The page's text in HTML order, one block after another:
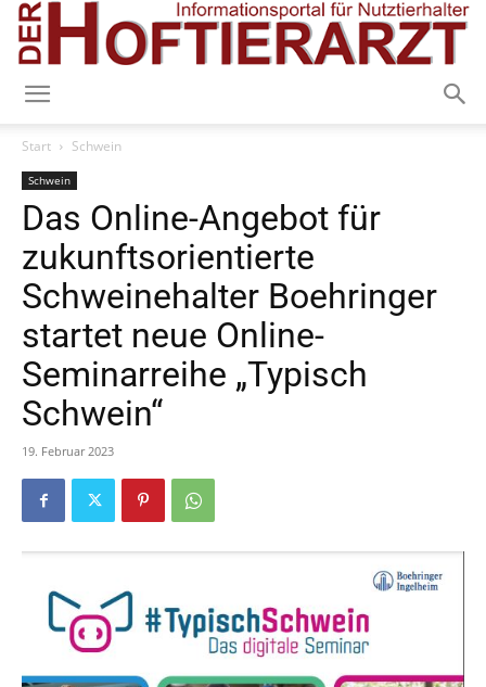
Start Schwein
Schwein
Das Online-Angebot für
zukunftsorientierte
Schweinehalter Boehringer
startet neue Online-
Seminarreihe „Typisch
Schwein“
19. Februar 2023